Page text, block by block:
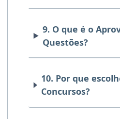
9. O que é o
Questões?
10. Por que
Concursos?